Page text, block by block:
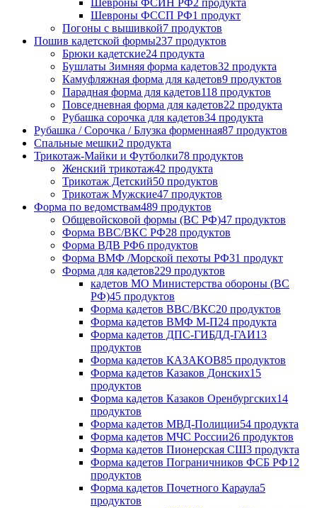
Шевроны ФССП РФ1 продукт
Погоны с вышивкой7 продуктов
Пошив кадетской формы237 продуктов
Брюки кадетские24 продукта
Бушлаты Зимняя форма кадетов32 продукта
Камуфляжная форма для кадетов9 продуктов
Парадная форма для кадетов118 продуктов
Повседневная форма для кадетов22 продукта
Рубашка сорочка для кадетов34 продукта
Рубашка / Сорочка / Блузка форменная87 продуктов
Спальные мешки2 продукта
Трикотаж-Майки и Футболки78 продуктов
Женский трикотаж42 продукта
Трикотаж Детский50 продуктов
Трикотаж Мужские47 продуктов
Форма по ведомствам489 продуктов
Общевойсковой формы (ВС РФ)47 продуктов
Форма ВВС/ВКС РФ28 продуктов
Форма ВДВ РФ6 продуктов
Форма ВМФ /Морской пехоты РФ31 продукт
Форма для кадетов229 продуктов
кадетов МО Министерства обороны (ВС
РФ)45 продуктов
Форма кадетов ВВС/ВКС20 продуктов
Форма кадетов ВМФ М-П24 продукта
Форма кадетов ДПС-ГИБДД-ГАИ13
продуктов
Форма кадетов КАЗАКОВ85 продуктов
Форма кадетов Казаков Донских15
продуктов
Форма кадетов Казаков Оренбургских14
продуктов
Форма кадетов МВД-Полиции54 продукта
Форма кадетов МЧС России26 продуктов
Форма кадетов Пионерская СШ3 продукта
Форма кадетов Пограничников ФСБ РФ12
продуктов
Форма кадетов Почетного Караула5
продуктов